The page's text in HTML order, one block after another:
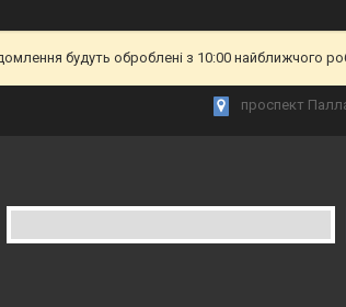
будуть оброблені з 10:00 найближчого
проспект